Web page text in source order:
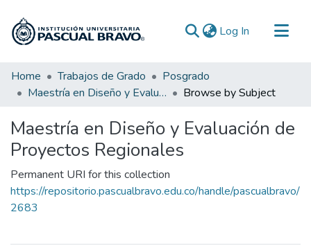
Log In (current)
Communities & Collections
All of DSpace
Home Trabajos de Grado
Posgrado
Maestría en Diseño y Evaluación de Proyectos Regionales
Browse by Subject
Maestría en Diseño y Evaluación de
Proyectos Regionales
Permanent URI for this collection
https://repositorio.pascualbravo.edu.co/handle/pascualbravo/
2683